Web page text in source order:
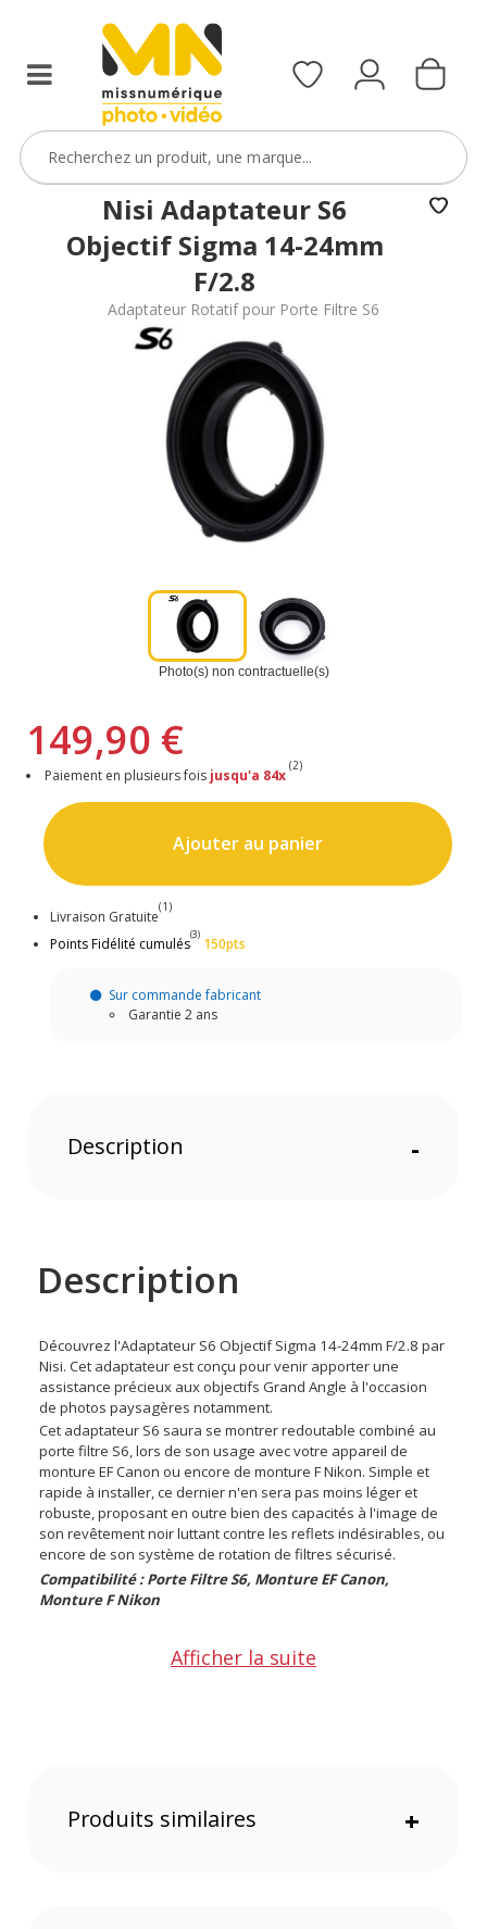
Nisi Adaptateur S6
Objectif Sigma 14-24mm
F/2.8
Adaptateur Rotatif pour Porte Filtre S6
Photo(s) non contractuelle(s)
149,90 €
Paiement en plusieurs fois jusqu'a 84x
(2)
Ajouter au panier
Livraison Gratuite
(1)
Points Fidélité cumulés
(3)
150pts
Sur commande fabricant
Garantie 2 ans
Description -
Description
Découvrez l'Adaptateur S6 Objectif Sigma 14-24mm F/2.8 par
Nisi. Cet adaptateur est conçu pour venir apporter une
assistance précieux aux objectifs Grand Angle à l'occasion
de photos paysagères notamment.
Cet adaptateur S6 saura se montrer redoutable combiné au
porte filtre S6, lors de son usage avec votre appareil de
monture EF Canon ou encore de monture F Nikon. Simple et
rapide à installer, ce dernier n'en sera pas moins léger et
robuste, proposant en outre bien des capacités à l'image de
son revêtement noir luttant contre les reflets indésirables, ou
encore de son système de rotation de filtres sécurisé.
Compatibilité : Porte Filtre S6, Monture EF Canon,
Monture F Nikon
séparément)
Afficher la suite
Produits similaires +